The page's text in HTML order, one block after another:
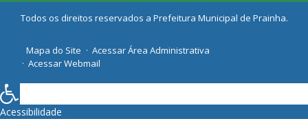
Todos os direitos reservados a Prefeitura Municipal de Prainha.
Mapa do Site
Acessar Área Administrativa
Acessar Webmail
Acessibilidade